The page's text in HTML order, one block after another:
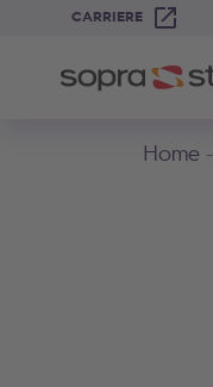
CARRIERE
Home